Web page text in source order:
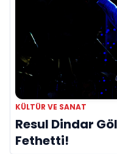
KÜLTÜR VE SANAT
Resul Dindar
Fethetti!